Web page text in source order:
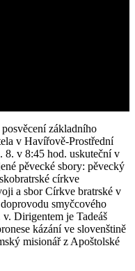
základního
v Havířově-Prostřední
8. v 8:45 hod. uskuteční v
pěvecké sbory: pěvecký
církve
a sbor Církve bratrské v
smyčcového
Dirigentem je Tadeáš
kázání ve slovenštině
misionář z Apoštolské